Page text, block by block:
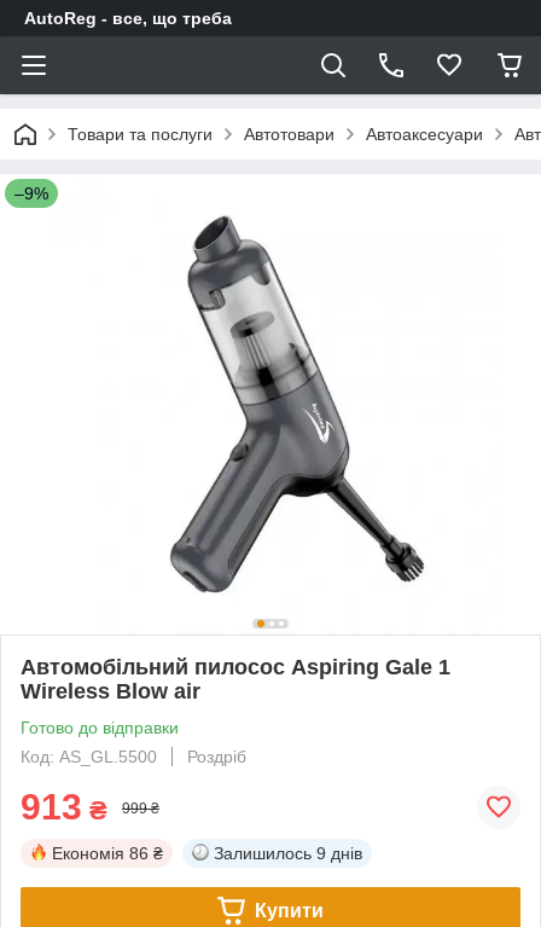
AutoReg - все, що треба
Товари та послуги Автотовари Автоаксесуари
–9%
Автомобільний пилосос Aspiring Gale 1
Wireless Blow air
Готово до відправки
Код: AS_GL.5500
Роздріб
913 ₴ 999 ₴
Економія 86 ₴ Залишилось 9 днів
Купити